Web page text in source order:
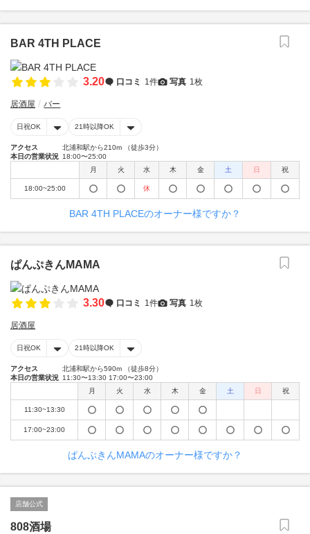
BAR 4TH PLACE
3.20 口コミ 1件 写真 1枚
居酒屋 バー
日祝OK 21時以降OK
アクセス
北浦和駅から210m （徒歩3分）
本日の営業状況 18:00〜25:00
月
火 水 木 金 土 日 祝
18:00~25:00 休
BAR 4TH PLACEのオーナー様ですか？
ぱんぷきんMAMA
3.30 口コミ 1件 写真 1枚
居酒屋
日祝OK 21時以降OK
アクセス
北浦和駅から590m （徒歩8分）
本日の営業状況 11:30〜13:30 17:00〜23:00
月
火 水 木 金 土 日 祝
11:30~13:30
17:00~23:00
ぱんぷきんMAMAのオーナー様ですか？
店舗公式
808酒場